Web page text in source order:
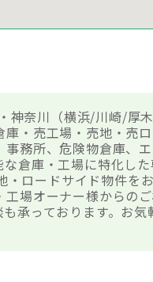
神奈川（横浜/川崎/厚
・売工場・売地・売
務所、危険物倉庫、
倉庫・工場に特化し
・ロードサイド物件を
場オーナー様からの
承っております。お気